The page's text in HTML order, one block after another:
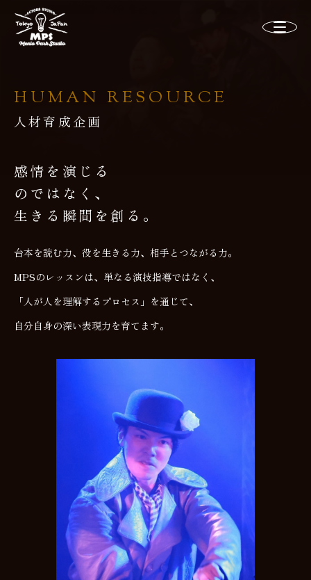
HUMAN RESOURCE
人材育成企画
感情を演じる
のではなく、
生きる瞬間を創る。
台本を読む力、役を生きる力、相手とつながる力。
MPSのレッスンは、単なる演技指導ではなく、
「人が人を理解するプロセス」を通じて、
自分自身の深い表現力を育てます。